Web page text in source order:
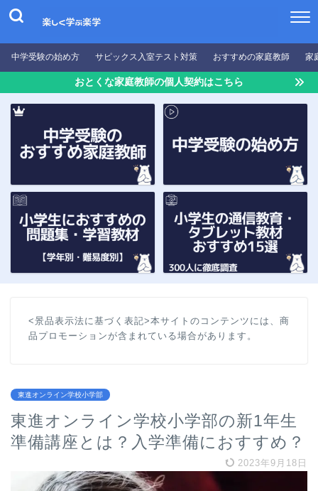
中学受験の始め方 サピックス入室テスト対策 おすすめの家庭教師 家
おとくな家庭教師の個人契約はこちら
<景品表示法に基づく表記>本サイトのコンテンツには、商
品プロモーションが含まれている場合があります。
東進オンライン学校小学部
東進オンライン学校小学部の新1年生
準備講座とは？入学準備におすすめ？
2023年9月18日